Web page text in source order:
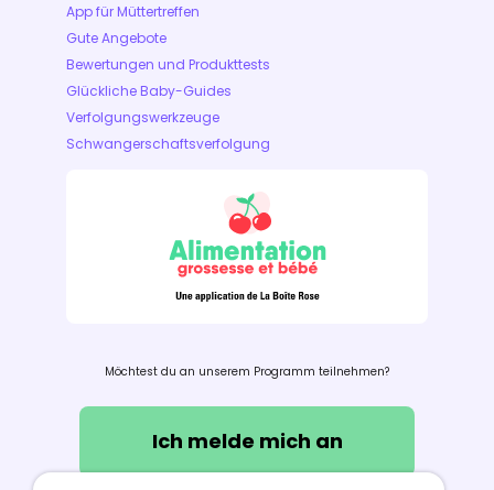
App für Müttertreffen
Gute Angebote
Bewertungen und Produkttests
Glückliche Baby-Guides
Verfolgungswerkzeuge
Schwangerschaftsverfolgung
Möchtest du an unserem Programm teilnehmen?
Ich melde mich an